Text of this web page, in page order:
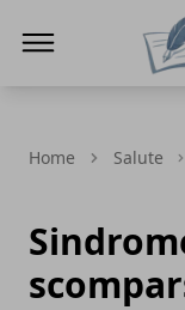
Home Salute